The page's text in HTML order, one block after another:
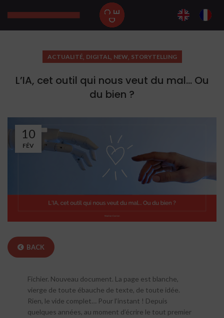
ACTUALITÉ, DIGITAL, NEW, STORYTELLING
L’IA, cet outil qui nous veut du mal… Ou
du bien ?
10
FÉV
BACK
Fichier. Nouveau document. La page est blanche,
vierge de toute ébauche de texte, de toute idée.
Rien, le vide complet… Pour l’instant ! Depuis
quelques années, au moment d’écrire le tout premier